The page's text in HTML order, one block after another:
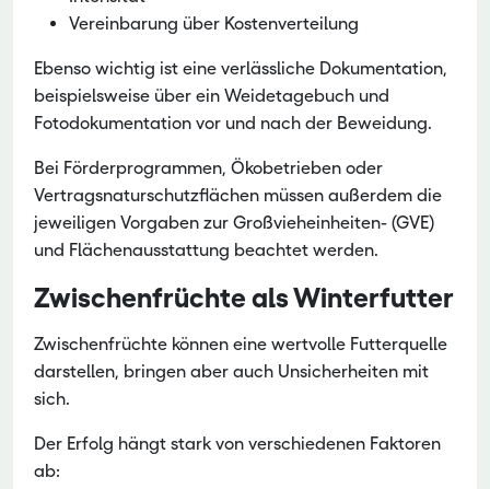
Vereinbarung über Kostenverteilung
Ebenso wichtig ist eine verlässliche Dokumentation,
beispielsweise über ein Weidetagebuch und
Fotodokumentation vor und nach der Beweidung.
Bei Förderprogrammen, Ökobetrieben oder
Vertragsnaturschutzflächen müssen außerdem die
jeweiligen Vorgaben zur Großvieheinheiten- (GVE)
und Flächenausstattung beachtet werden.
Zwischenfrüchte als Winterfutter
Zwischenfrüchte können eine wertvolle Futterquelle
darstellen, bringen aber auch Unsicherheiten mit
sich.
Der Erfolg hängt stark von verschiedenen Faktoren
ab: